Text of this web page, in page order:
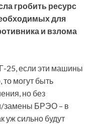
гробить ресурс
для
и взлома
25, если эти машины
могут быть
но без
замены БРЭО – в
уж сильно будут